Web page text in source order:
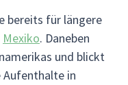
bereits für längere
Mexiko. Daneben
und blickt
Aufenthalte in